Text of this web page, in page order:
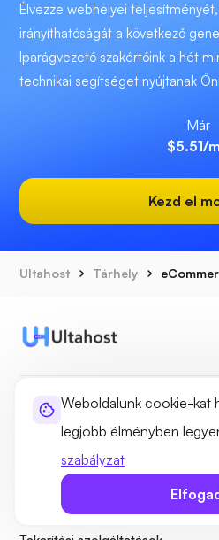
Weboldalunk cookie-kat
legjobb élményben
szabályzat
Élvezze webhelyei
irányíthatóságát a következő
Iparágvezető szakértőink a hét
technikai segítséget nyújtanak
Már
$5.51/
Kezd el
Ultahost Tárhely
Hosting megoldások
Domain megoldások
Általános információ
Támogatás